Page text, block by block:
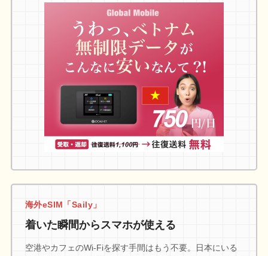
海外eSIM「Saily」
着いた瞬間からスマホが使える
空港やカフェのWi-Fiを探す手間はもう不要。日本にいる